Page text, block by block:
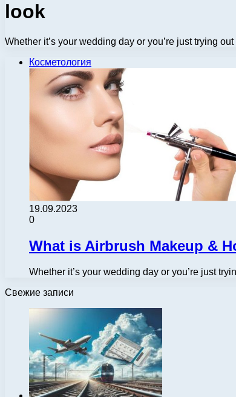
look
Whether it’s your wedding day or you’re just trying
Косметология
19.09.2023
0
What is Airbrush Makeup &
Whether it’s your wedding day or you’re just
Свежие записи